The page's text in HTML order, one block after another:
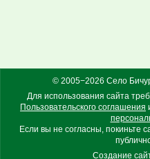
© 2005−2026 Село
Для использования сайта
Пользовательского соглашения
Если вы не согласны, покиньте
Создание